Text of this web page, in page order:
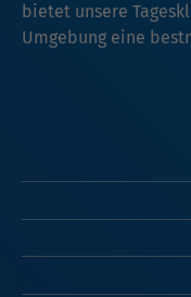
bietet unsere
Umgebung eine